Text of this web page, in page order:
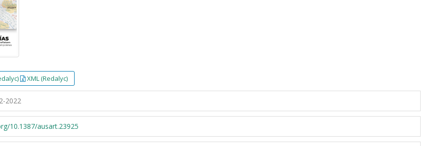
XML (Redalyc)
2022
10.1387/ausart.23925